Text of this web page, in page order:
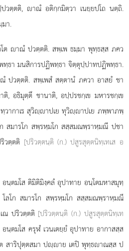
ตฺตติ, าณํ อติกฺกมิตฺวา เนยฺยปโถ นตฺถิ.
า.
ต าณํ ปวตฺตติ. สพฺเพ ธมฺมา พุทฺธสฺส ภคว
ธา มนสิการปฏิพทฺธา จิตฺตุปฺปาทปฏิพทฺธา.
ปวตฺตติ. สพฺเพสํ สตฺตานํ ภควา อาสยํ ชา
, อธิมุตฺตึ ชานาติ, อปฺปรชกฺเข มหารชกฺเข
วากาเร สุวิฺาปเย ทุวิฺาปเย ภพฺพาภพฺ
ก สมารโก สพฺรหฺมโก สสฺสมณพฺราหฺมณี ปชา
วตฺตติ [ปริวตฺตนฺติ (ก.) ปสูรสุตฺตนิทฺเทเส อ
นฺตมโส ติมิติมิงฺคลํ อุปาทาย อนฺโตมหาสมุทฺ
โลโก สมารโก สพฺรหฺมโก สสฺสมณพฺราหฺมณี
ณ ปริวตฺตติ [ปริวตฺตนฺติ (ก.) ปสูรสุตฺตนิทฺเท
นฺตมโส ครุฬํ เวนเตยฺยํ อุปาทาย อากาสสฺส
สาริปุตฺตสมา ปฺาย เตปิ พุทฺธาณสฺส ป